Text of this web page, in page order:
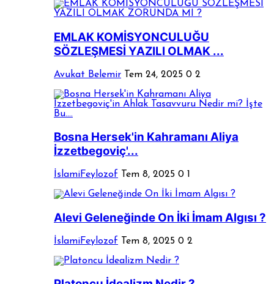
EMLAK KOMİSYONCULUĞU
SÖZLEŞMESİ YAZILI OLMAK ...
Avukat Belemir Tem 24, 2025 0 2
Bosna Hersek'in Kahramanı Aliya
İzzetbegoviç'...
İslamiFeylozof Tem 8, 2025 0 1
Alevi Geleneğinde On İki İmam Algısı ?
İslamiFeylozof Tem 8, 2025 0 2